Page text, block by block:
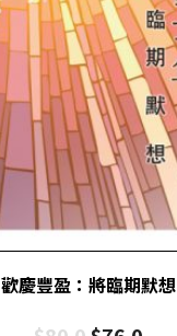
歡慶豐盈：將臨期默想